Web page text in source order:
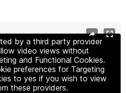
by a third party provider
video views without
and Functional Cookies.
preferences for Targeting
to yes if you wish to view
these providers.